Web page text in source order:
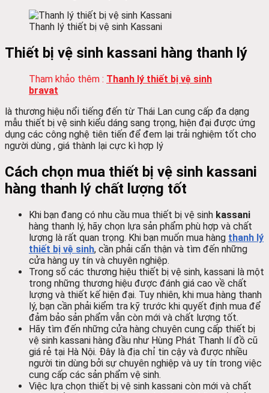
Thanh lý thiết bị vệ sinh Kassani
Thiết bị vệ sinh kassani hàng thanh lý
Tham khảo thêm : Thanh lý thiết bị vệ sinh
bravat
là thương hiệu nổi tiếng đến từ Thái Lan cung cấp đa dạng
mẫu thiết bị vệ sinh kiểu dáng sang trọng, hiện đại được ứng
dụng các công nghệ tiên tiến để đem lại trải nghiệm tốt cho
người dùng , giá thành lại cực kì hợp lý
Cách chọn mua thiết bị vệ sinh kassani
hàng thanh lý chất lượng tốt
Khi bạn đang có nhu cầu mua thiết bị vệ sinh kassani
hàng thanh lý, hãy chọn lựa sản phẩm phù hợp và chất
lượng là rất quan trọng. Khi bạn muốn mua hàng thanh lý
thiết bị vệ sinh, cần phải cẩn thận và tìm đến những
cửa hàng uy tín và chuyên nghiệp.
Trong số các thương hiệu thiết bị vệ sinh, kassani là một
trong những thương hiệu được đánh giá cao về chất
lượng và thiết kế hiện đại. Tuy nhiên, khi mua hàng thanh
lý, bạn cần phải kiểm tra kỹ trước khi quyết định mua để
đảm bảo sản phẩm vẫn còn mới và chất lượng tốt.
Hãy tìm đến những cửa hàng chuyên cung cấp thiết bị
vệ sinh kassani hàng đầu như Hùng Phát Thanh lí đồ cũ
giá rẻ tại Hà Nội. Đây là địa chỉ tin cậy và được nhiều
người tin dùng bởi sự chuyên nghiệp và uy tín trong việc
cung cấp các sản phẩm vệ sinh.
Việc lựa chọn thiết bị vệ sinh kassani còn mới và chất